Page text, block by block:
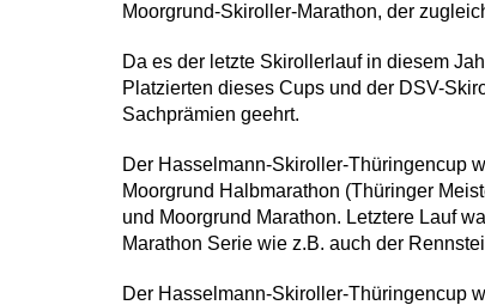
Moorgrund-Skiroller-Marathon, der
Da es der letzte Skirollerlauf in diesem
Platzierten dieses Cups und der DSV-
Sachprämien geehrt.
Der Hasselmann-Skiroller-Thüringencup
Moorgrund Halbmarathon (Thüringer
und Moorgrund Marathon. Letztere Lauf
Marathon Serie wie z.B. auch der
Der Hasselmann-Skiroller-Thüringencup